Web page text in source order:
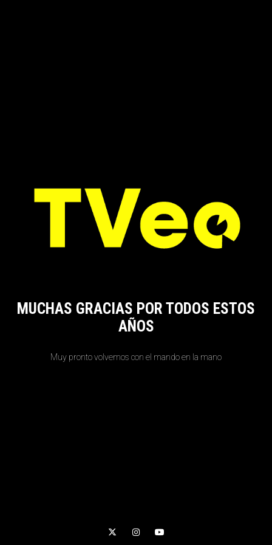
MUCHAS GRACIAS POR TODOS ESTOS
AÑOS
Muy pronto volvemos con el mando en la mano